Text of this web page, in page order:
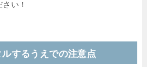
い！
するうえでの注意点